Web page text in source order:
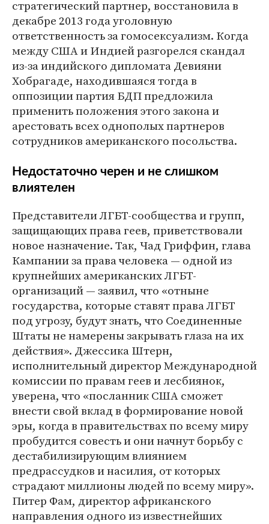
стратегический партнер, восстановила в
декабре 2013 года уголовную
ответственность за гомосексуализм. Когда
между США и Индией разгорелся скандал
из-за индийского дипломата Девияни
Хобрагаде, находившаяся тогда в
оппозиции партия БДП предложила
применить положения этого закона и
арестовать всех однополых партнеров
сотрудников американского посольства.
Недостаточно черен и не слишком
влиятелен
Представители ЛГБТ-сообщества и групп,
защищающих права геев, приветствовали
новое назначение. Так, Чад Гриффин, глава
Кампании за права человека — одной из
крупнейших американских ЛГБТ-
организаций — заявил, что «отныне
государства, которые ставят права ЛГБТ
под угрозу, будут знать, что Соединенные
Штаты не намерены закрывать глаза на их
действия». Джессика Штерн,
исполнительный директор Международной
комиссии по правам геев и лесбиянок,
уверена, что «посланник США сможет
внести свой вклад в формирование новой
эры, когда в правительствах по всему миру
пробудится совесть и они начнут борьбу с
дестабилизирующим влиянием
предрассудков и насилия, от которых
страдают миллионы людей по всему миру».
Питер Фам, директор африканского
направления одного из известнейших